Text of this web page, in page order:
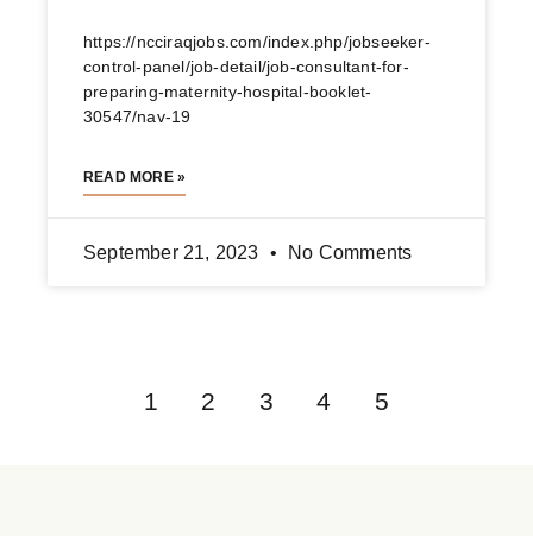
https://ncciraqjobs.com/index.php/jobseeker-
control-panel/job-detail/job-consultant-for-
preparing-maternity-hospital-booklet-
30547/nav-19
READ MORE »
September 21, 2023 No Comments
1 2 3 4 5